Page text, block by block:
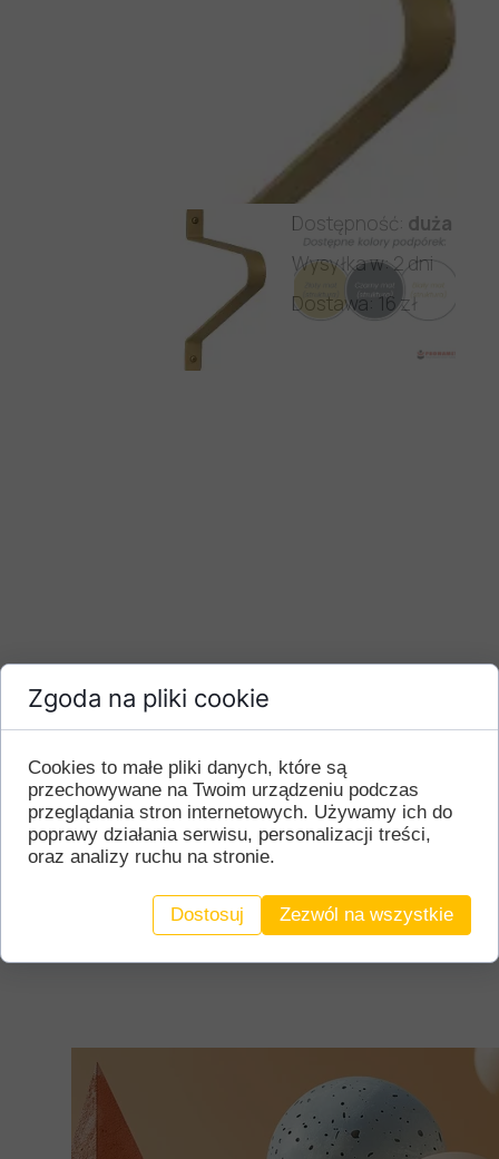
Instrukcja montażu
Producent:
Kod produktu: PM/WP/
Dostępność: duża
Wysyłka w: 2 dni
Dostawa: 16 zł
Zgoda na pliki cookie
Cookies to małe pliki danych, które są
przechowywane na Twoim urządzeniu podczas
przeglądania stron internetowych. Używamy ich do
poprawy działania serwisu, personalizacji treści,
oraz analizy ruchu na stronie.
Dostosuj Zezwól na wszystkie